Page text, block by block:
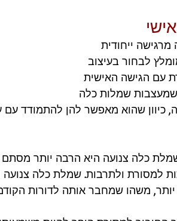
ייחודית
לבחור בעיצוב
עם הגישה האישית
שמלות כלה
כיוון שהוא מאפשר להן להתמודד עם
כלה צנועה היא הרבה יותר מסתם
למסורת ולתרבות. שמלת כלה
משהו שמחבר אותה לדורות